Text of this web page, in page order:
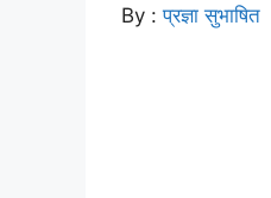
By :प्रज्ञा सुभाषित